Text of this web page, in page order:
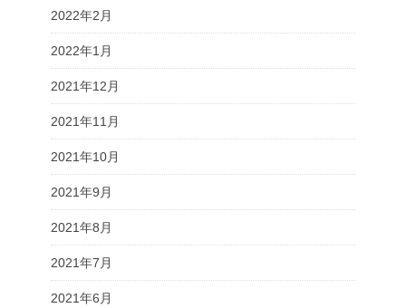
2022年2月
2022年1月
2021年12月
2021年11月
2021年10月
2021年9月
2021年8月
2021年7月
2021年6月